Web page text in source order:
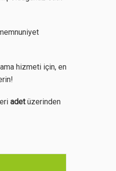
hizmeti için, en
adetüzerinden